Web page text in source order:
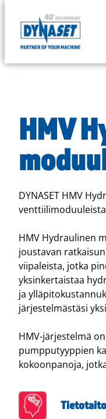
Siirry
DYNASET
by
HMV
DYNASET HMV
HMV Hydraulinen
joustavan
viipaleista, jotka
yksinkertaistaa
ja
järjestelmästäsi
HMV-järjestelmä
pumpputyyppien
kokoonpanoja,
Tietotaito